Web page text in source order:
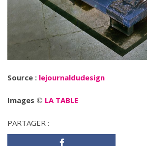
Source : lejournaldudesign
Images © LA TABLE
PARTAGER :